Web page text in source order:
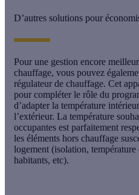
D’autres solutions pour
Pour une gestion encore
chauffage, vous pouvez
régulateur de chauffage. Cet
pour compléter le rôle du
d’adapter la température
l’extérieur. La température
occupantes est parfaitement
les éléments hors chauffage
logement (isolation,
habitants, etc).